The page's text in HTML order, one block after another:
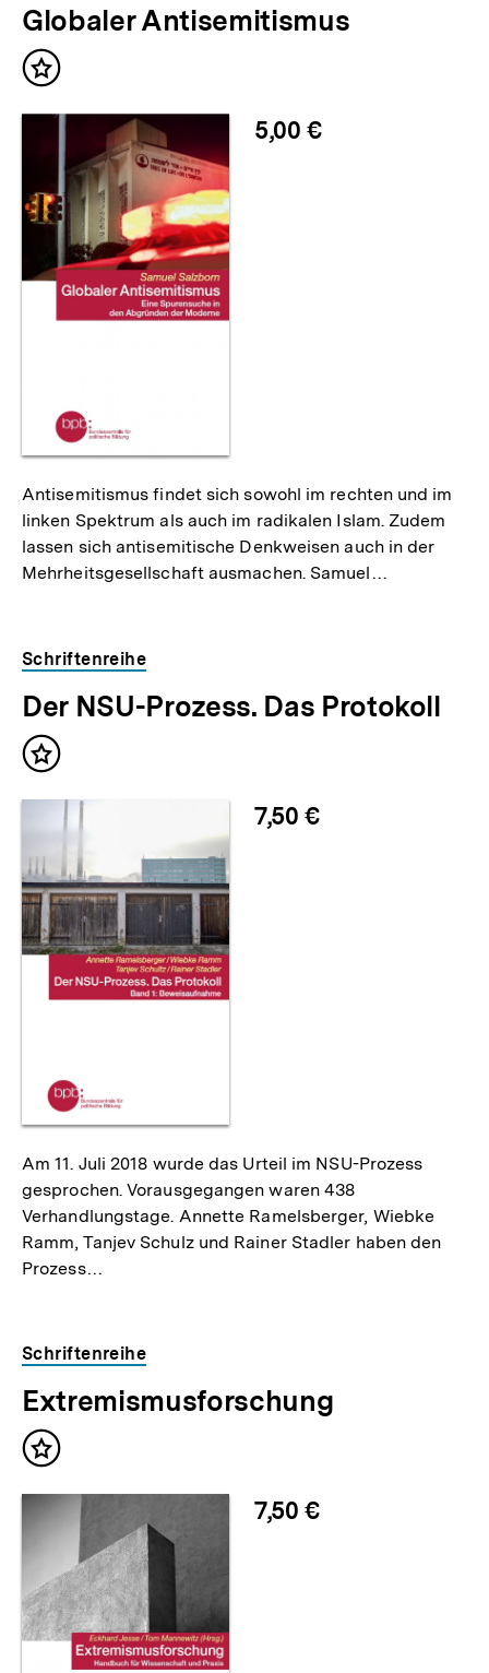
Globaler Antisemitismus
Inhalt
5,00 €
Antisemitismus findet sich sowohl im rechten und im
linken Spektrum als auch im radikalen Islam. Zudem
lassen sich antisemitische Denkweisen auch in der
Mehrheitsgesellschaft ausmachen. Samuel…
Schriftenreihe
Der NSU-Prozess. Das Protokoll
Inhalt
7,50 €
Am 11. Juli 2018 wurde das Urteil im NSU-Prozess
gesprochen. Vorausgegangen waren 438
Verhandlungstage. Annette Ramelsberger, Wiebke
Ramm, Tanjev Schulz und Rainer Stadler haben den
Prozess…
Schriftenreihe
Extremismusforschung
Inhalt
7,50 €